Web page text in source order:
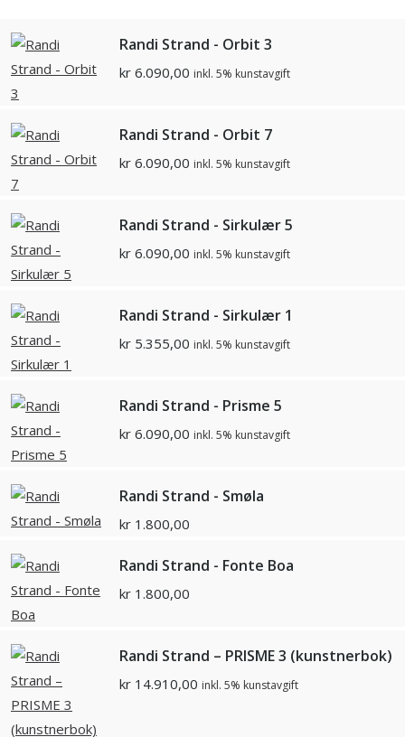
Randi Strand - Orbit 3
kr 6.090,00 inkl. 5% kunstavgift
Randi Strand - Orbit 7
kr 6.090,00 inkl. 5% kunstavgift
Randi Strand - Sirkulær 5
kr 6.090,00 inkl. 5% kunstavgift
Randi Strand - Sirkulær 1
kr 5.355,00 inkl. 5% kunstavgift
Randi Strand - Prisme 5
kr 6.090,00 inkl. 5% kunstavgift
Randi Strand - Smøla
kr 1.800,00
Randi Strand - Fonte Boa
kr 1.800,00
Randi Strand – PRISME 3 (kunstnerbok)
kr 14.910,00 inkl. 5% kunstavgift